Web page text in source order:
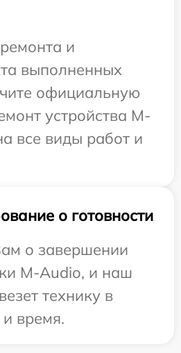
и
выполненных
официальную
устройства M-
все виды работ и
о готовности
о завершении
M-Audio, и наш
технику в
время.